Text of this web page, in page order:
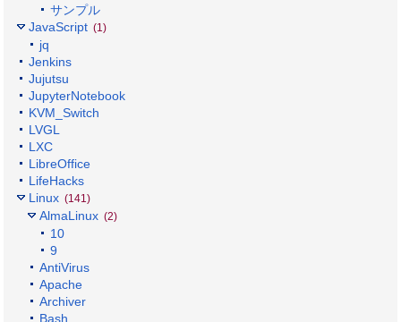
サンプル
JavaScript (1)
jq
Jenkins
Jujutsu
JupyterNotebook
KVM_Switch
LVGL
LXC
LibreOffice
LifeHacks
Linux (141)
AlmaLinux (2)
10
9
AntiVirus
Apache
Archiver
Bash